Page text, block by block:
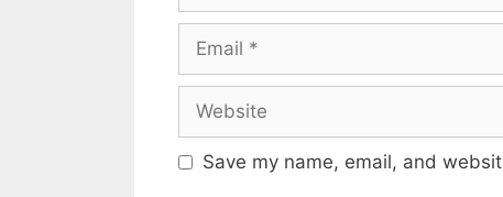
Save my name, email, and